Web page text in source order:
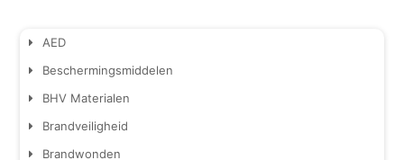
AED
Beschermingsmiddelen
BHV Materialen
Brandveiligheid
Brandwonden